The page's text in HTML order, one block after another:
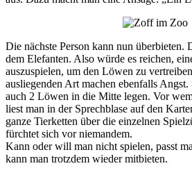
Die nächste Person kann nun
dem Elefanten. Also würde es reichen,
auszuspielen, um den Löwen zu
ausliegenden Art machen ebenfalls
auch 2 Löwen in die Mitte legen. Vor
liest man in der Sprechblase auf den
ganze Tierketten über die einzelnen
fürchtet sich vor niemandem.
Kann oder will man nicht spielen, passt
kann man trotzdem wieder mitbieten.